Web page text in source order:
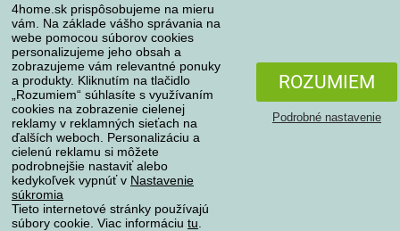
4home.sk prispôsobujeme na mieru
vám. Na základe vášho správania na
webe pomocou súborov cookies
personalizujeme jeho obsah a
zobrazujeme vám relevantné ponuky
a produkty. Kliknutím na tlačidlo
„Rozumiem“ súhlasíte s využívaním
cookies na zobrazenie cielenej
reklamy v reklamných sieťach na
ďalších weboch. Personalizáciu a
cielenú reklamu si môžete
podrobnejšie nastaviť alebo
kedykoľvek vypnúť v Nastavenie
súkromia
Tieto internetové stránky používajú
súbory cookie. Viac informáciu tu
ROZUMIEM
Podrobné nastavenie
Spôsoby dopravy
Spôsoby platby
Spoľahlivý obchod